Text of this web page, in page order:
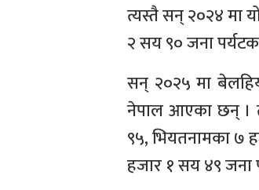
त्यस्तै सन् २०२४ मा
२ सय ९० जना
सन् २०२५ मा
नेपाल आएका छन् ।
९५, भियतनामका ७
हजार १ सय ४९ जना